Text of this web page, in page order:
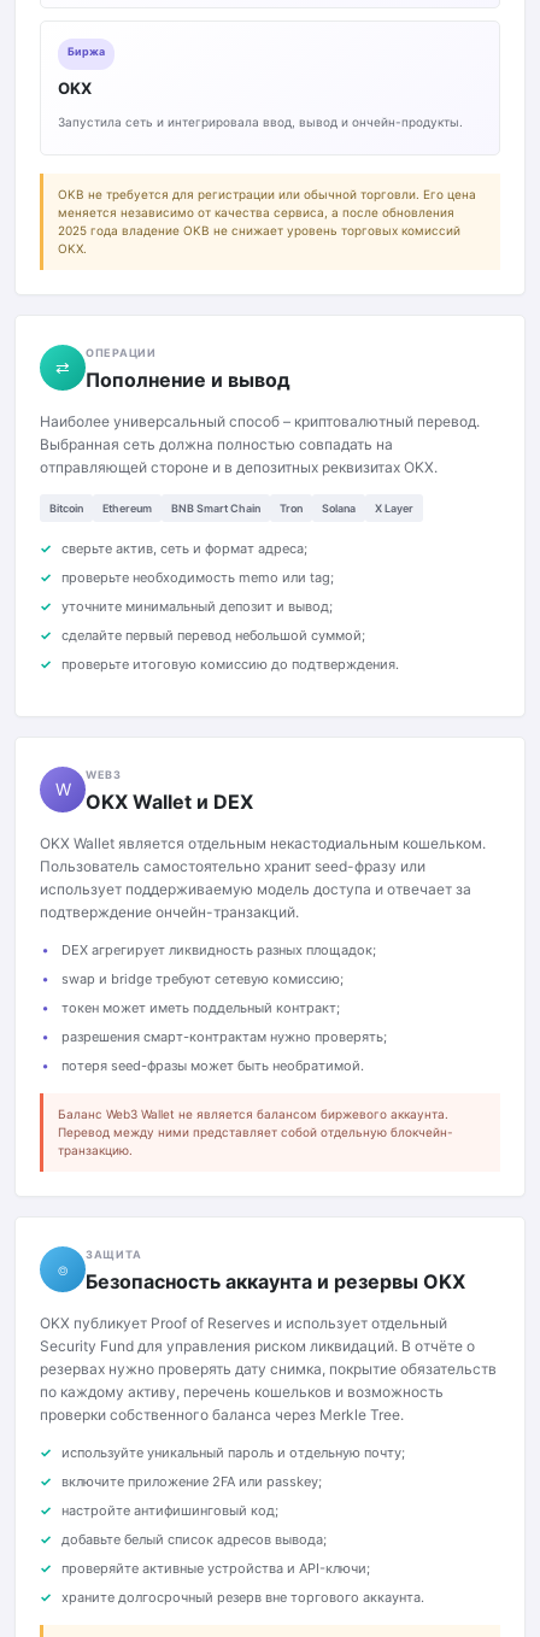
Биржа
OKX
Запустила сеть и интегрировала ввод, вывод и ончейн-продукты.
OKB не требуется для регистрации или обычной торговли. Его цена
меняется независимо от качества сервиса, а после обновления
2025 года владение OKB не снижает уровень торговых комиссий
OKX.
⇄
ОПЕРАЦИИ
Пополнение и вывод
Наиболее универсальный способ – криптовалютный перевод.
Выбранная сеть должна полностью совпадать на
отправляющей стороне и в депозитных реквизитах OKX.
Bitcoin Ethereum BNB Smart Chain Tron Solana X Layer
сверьте актив, сеть и формат адреса;
проверьте необходимость memo или tag;
уточните минимальный депозит и вывод;
сделайте первый перевод небольшой суммой;
проверьте итоговую комиссию до подтверждения.
W
WEB3
OKX Wallet и DEX
OKX Wallet является отдельным некастодиальным кошельком.
Пользователь самостоятельно хранит seed-фразу или
использует поддерживаемую модель доступа и отвечает за
подтверждение ончейн-транзакций.
DEX агрегирует ликвидность разных площадок;
swap и bridge требуют сетевую комиссию;
токен может иметь поддельный контракт;
разрешения смарт-контрактам нужно проверять;
потеря seed-фразы может быть необратимой.
Баланс Web3 Wallet не является балансом биржевого аккаунта.
Перевод между ними представляет собой отдельную блокчейн-
транзакцию.
⌾
ЗАЩИТА
Безопасность аккаунта и резервы OKX
OKX публикует Proof of Reserves и использует отдельный
Security Fund для управления риском ликвидаций. В отчёте о
резервах нужно проверять дату снимка, покрытие обязательств
по каждому активу, перечень кошельков и возможность
проверки собственного баланса через Merkle Tree.
используйте уникальный пароль и отдельную почту;
включите приложение 2FA или passkey;
настройте антифишинговый код;
добавьте белый список адресов вывода;
проверяйте активные устройства и API-ключи;
храните долгосрочный резерв вне торгового аккаунта.